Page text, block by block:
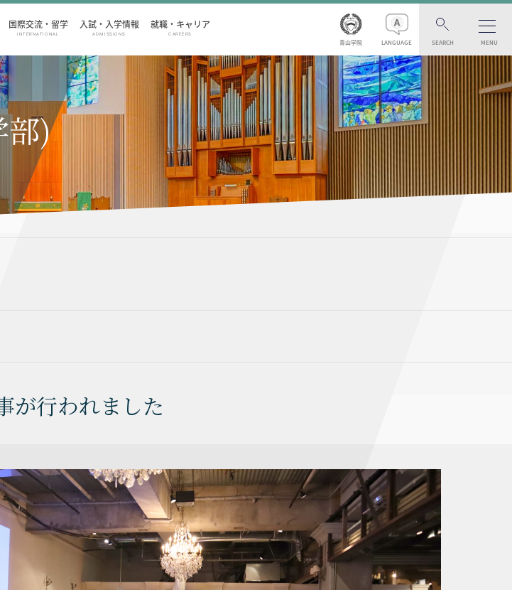
国際交流・留学
INTERNATIONAL
入試・入学情報
ADMISSIONS
就職・キャリア
CAREERS
青山学院 LANGUAGE SEARCH MENU
部)
が行われました